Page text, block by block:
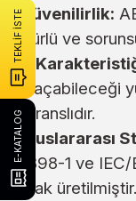
Güvenilirlik:
ömürlü ve
C
yol açabileceği
toleranslıdır.
Uluslararası
60898-1 ve
olarak üretilmiştir.
TEKLİF İSTE
E-KATALOG